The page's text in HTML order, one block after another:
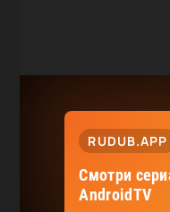
RUDUB.APP
Смотри
AndroidTV